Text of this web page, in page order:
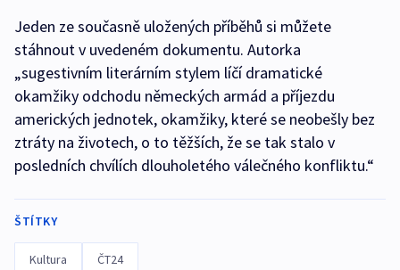
Jeden ze současně uložených příběhů si můžete
stáhnout v uvedeném dokumentu. Autorka
„sugestivním literárním stylem líčí dramatické
okamžiky odchodu německých armád a příjezdu
amerických jednotek, okamžiky, které se neobešly bez
ztráty na životech, o to těžších, že se tak stalo v
posledních chvílích dlouholetého válečného konfliktu.“
ŠTÍTKY
Kultura ČT24